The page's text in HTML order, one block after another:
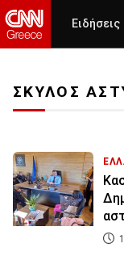
Ειδήσεις
ΣΚΥΛΟΣ